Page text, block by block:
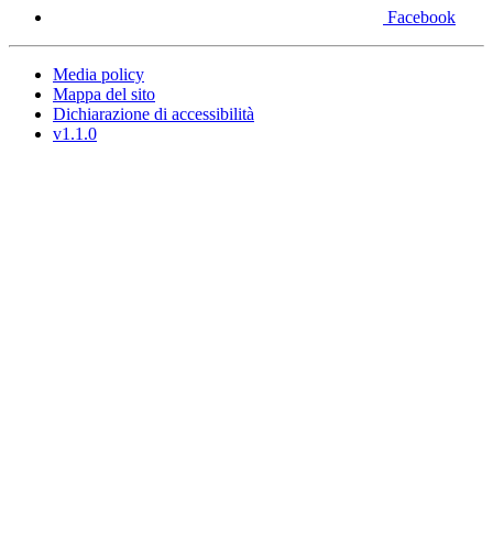
Facebook
Media policy
Mappa del sito
Dichiarazione di accessibilità
v1.1.0